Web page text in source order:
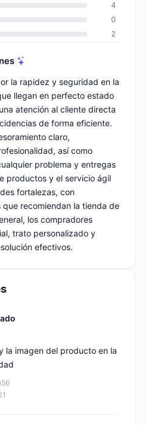
4
0
2
la rapidez y seguridad en la
llegan en perfecto estado
atención al cliente directa
de forma eficiente.
claro,
así como
problema y entregas
productos y el servicio ágil
fortalezas, con
recomiendan la tienda de
los compradores
trato personalizado y
efectivos.
la imagen del producto en la